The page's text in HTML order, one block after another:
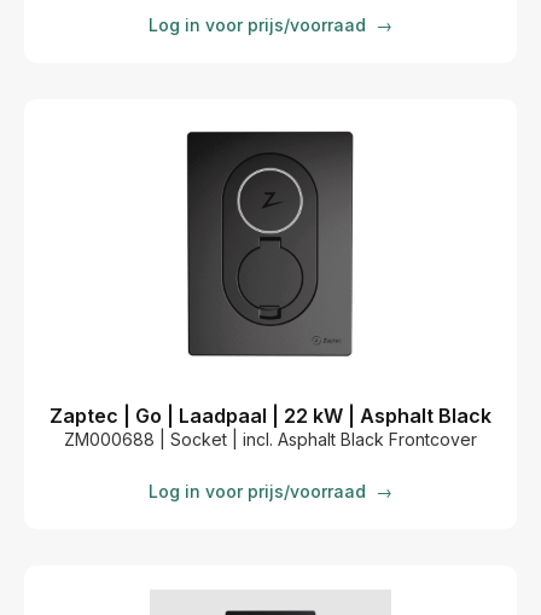
Log in voor prijs/voorraad →
Zaptec | Go | Laadpaal | 22 kW | Asphalt Black
ZM000688 | Socket | incl. Asphalt Black Frontcover
Log in voor prijs/voorraad →